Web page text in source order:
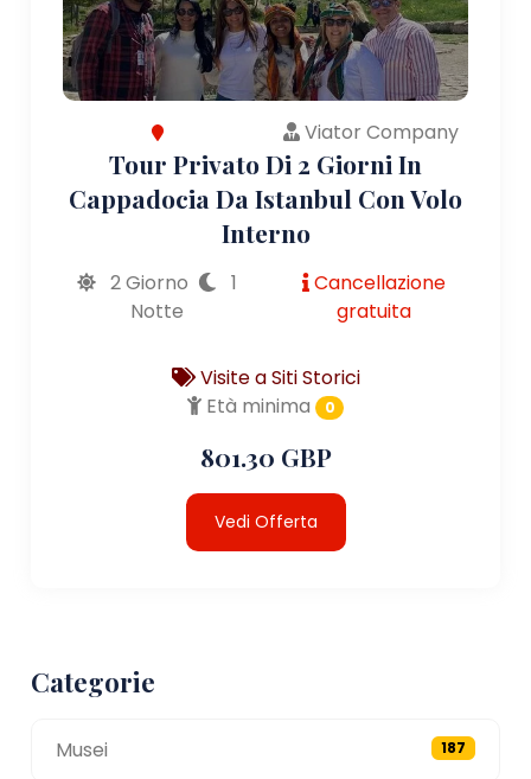
Viator Company
Tour Privato Di 2 Giorni In
Cappadocia Da Istanbul Con Volo
Interno
2 Giorno
1
Notte
Cancellazione
gratuita
Visite a Siti Storici
Età minima
0
801.30 GBP
Vedi Offerta
Categorie
Musei 187